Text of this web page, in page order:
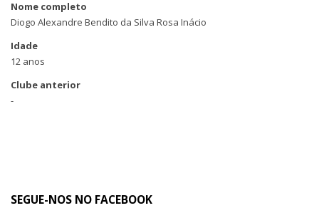
Nome completo
Diogo Alexandre Bendito da Silva Rosa Inácio
Idade
12 anos
Clube anterior
-
SEGUE-NOS NO FACEBOOK